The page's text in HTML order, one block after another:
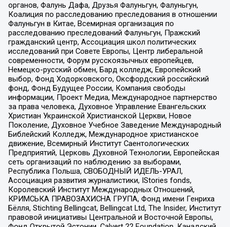
органов, Фалунь Дафа, Друзья Фалуньгун, Фалуньгун,
Коалиция по расследованию преследования в отношении
Фалуньгун в Китае, Всемирная организация по
расследованию преследований Фалуньгун, Пражский
гражданский центр, Ассоциация школ политических
исследований при Совете Европы, Центр либеральной
современности, Форум русскоязычных европейцев,
Немецко-русский обмен, Бард колледж, Европейский
выбор, Фонд Ходорковского, Оксфордский российский
фонд, Фонд Будущее России, Компания свободы
информации, Проект Медиа, Международное партнерство
за права человека, Духовное Управление Евангельских
Христиан Украинской Христианской Церкви, Новое
Поколение, Духовное Учебное Заведение Международный
Библейский Колледж, Международное христианское
движение, Всемирный Институт Саентологических
Предприятий, Церковь Духовной Технологии, Европейская
сеть организаций по наблюдению за выборами,
Республика Польша, СВОБОДНЫЙ ИДЕЛЬ-УРАЛ,
Ассоциация развития журналистики, IStories fonds,
Королевский Институт Международных Отношений,
КРИМСЬКА ПРАВОЗАХИСНА ГРУПА, Фонд имени Генриха
Бёлля, Stichting Bellingcat, Bellingcat Ltd, The Insider, Институт
правовой инициативы Центральной и Восточной Европы,